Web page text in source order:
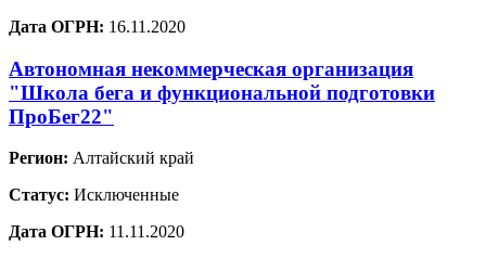
Дата ОГРН: 16.11.2020
Автономная некоммерческая организация
"Школа бега и функциональной подготовки
ПроБег22"
Регион: Алтайский край
Статус: Исключенные
Дата ОГРН: 11.11.2020